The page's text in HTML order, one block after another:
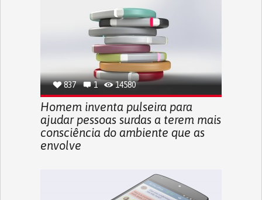
837 1 14580
Homem inventa pulseira para
ajudar pessoas surdas a terem mais
consciência do ambiente que as
envolve